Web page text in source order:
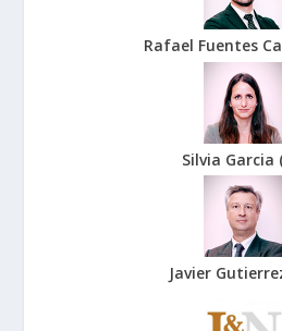
Rafael Fuentes
Silvia Garcia
Javier